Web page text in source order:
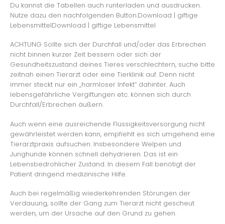
Du kannst die Tabellen auch runterladen und ausdrucken.
Nutze dazu den nachfolgenden Button.Download | giftige
LebensmittelDownload | giftige Lebensmittel
ACHTUNG Sollte sich der Durchfall und/oder das Erbrechen
nicht binnen kurzer Zeit bessern oder sich der
Gesundheitszustand deines Tieres verschlechtern, suche bitte
zeitnah einen Tierarzt oder eine Tierklinik auf. Denn nicht
immer steckt nur ein „harmloser Infekt“ dahinter. Auch
lebensgefährliche Vergiftungen etc. können sich durch
Durchfall/Erbrechen äußern.
Auch wenn eine ausreichende Flüssigkeitsversorgung nicht
gewährleistet werden kann, empfiehlt es sich umgehend eine
Tierarztpraxis aufsuchen. Insbesondere Welpen und
Junghunde können schnell dehydrieren. Das ist ein
Lebensbedrohlicher Zustand. In diesem Fall benötigt der
Patient dringend medizinische Hilfe.
Auch bei regelmäßig wiederkehrenden Störungen der
Verdauung, sollte der Gang zum Tierarzt nicht gescheut
werden, um der Ursache auf den Grund zu gehen.